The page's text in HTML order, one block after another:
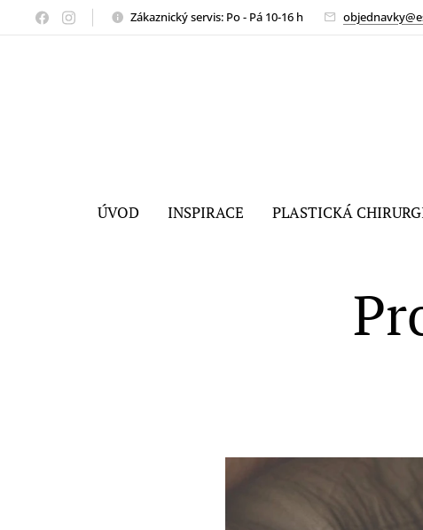
Zákaznický servis: Po - Pá 10-16 h
ÚVOD INSPIRACE PLASTICKÁ